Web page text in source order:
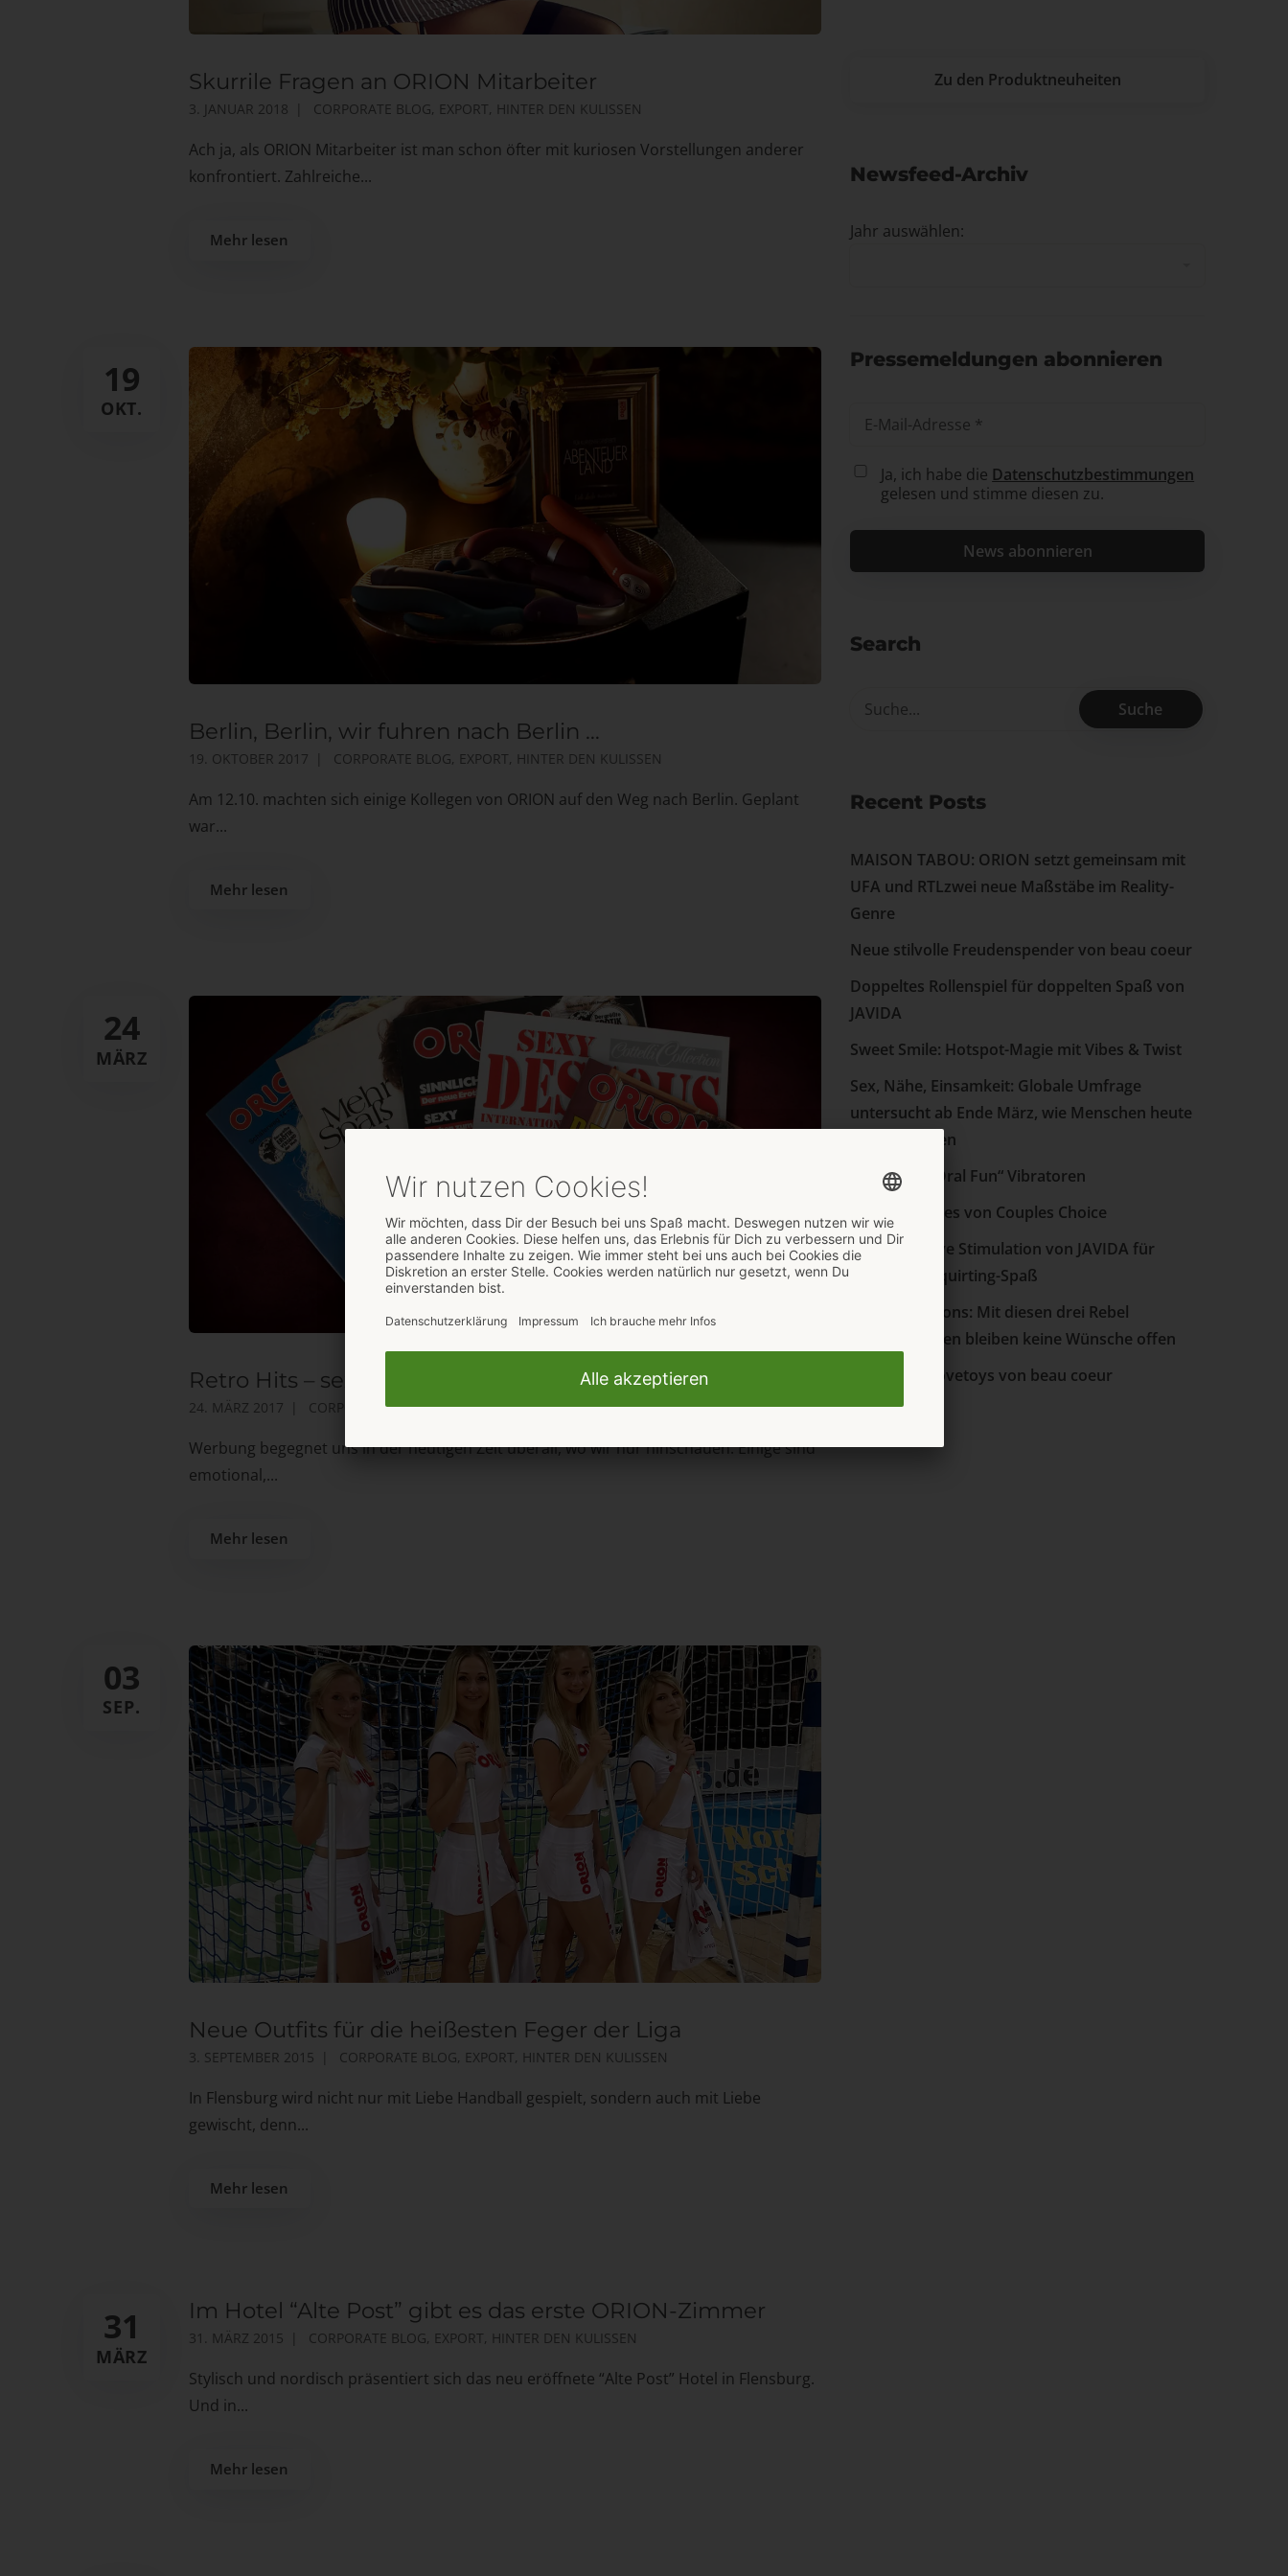
Skurrile Fragen an ORION Mitarbeiter
3. JANUAR 2018 CORPORATE BLOG, EXPORT, HINTER DEN KULISSEN
Ach ja, als ORION Mitarbeiter ist man schon öfter mit kuriosen Vorstellungen anderer
konfrontiert. Zahlreiche...
Mehr lesen
19
OKT.
Berlin, Berlin, wir fuhren nach Berlin …
19. OKTOBER 2017 CORPORATE BLOG, EXPORT, HINTER DEN KULISSEN
Am 12.10. machten sich einige Kollegen von ORION auf den Weg nach Berlin. Geplant
war...
Mehr lesen
24
MÄRZ
Retro Hits – sexy ORION Werbung der 80/90er
24. MÄRZ 2017 CORPORATE BLOG,EXPORT,HINTER DEN KULISSEN
Werbung begegnet uns in der heutigen Zeit überall, wo wir nur hinschauen. Einige sind
emotional,...
Mehr lesen
03
SEP.
Neue Outfits für die heißesten Feger der Liga
3. SEPTEMBER 2015 CORPORATE BLOG, EXPORT, HINTER DEN KULISSEN
In Flensburg wird nicht nur mit Liebe Handball gespielt, sondern auch mit Liebe
gewischt, denn...
Mehr lesen
31
MÄRZ
Im Hotel “Alte Post” gibt es das erste ORION-Zimmer
31. MÄRZ 2015 CORPORATE BLOG, EXPORT, HINTER DEN KULISSEN
Stylisch und nordisch präsentiert sich das neu eröffnete “Alte Post” Hotel in Flensburg.
Und in...
Mehr lesen
Zu den Produktneuheiten
Newsfeed-Archiv
Jahr auswählen:
Pressemeldungen abonnieren
Ja, ich habe die Datenschutzbestimmungen
gelesen und stimme diesen zu.
Search
Recent Posts
MAISON TABOU: ORION setzt gemeinsam mit
UFA und RTLzwei neue Maßstäbe im Reality-
Genre
Neue stilvolle Freudenspender von beau coeur
Doppeltes Rollenspiel für doppelten Spaß von
JAVIDA
Sweet Smile: Hotspot-Magie mit Vibes & Twist
Sex, Nähe, Einsamkeit: Globale Umfrage
untersucht ab Ende März, wie Menschen heute
Intimität leben
Die neuen „Oral Fun“ Vibratoren
Doppelte Vibes von Couples Choice
Die innovative Stimulation von JAVIDA für
intensiven Squirting-Spaß
Good Vibrations: Mit diesen drei Rebel
Masturbatoren bleiben keine Wünsche offen
Die neuen Lovetoys von beau coeur